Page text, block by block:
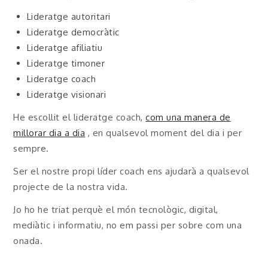
Lideratge autoritari
Lideratge democràtic
Lideratge afiliatiu
Lideratge timoner
Lideratge coach
Lideratge visionari
He escollit el lideratge coach,com una manera de
millorar dia a dia , en qualsevol moment del dia i per
sempre.
Ser el nostre propi líder coach ens ajudarà a qualsevol
projecte de la nostra vida.
Jo ho he triat perquè el món tecnològic, digital,
mediàtic i informatiu, no em passi per sobre com una
onada.